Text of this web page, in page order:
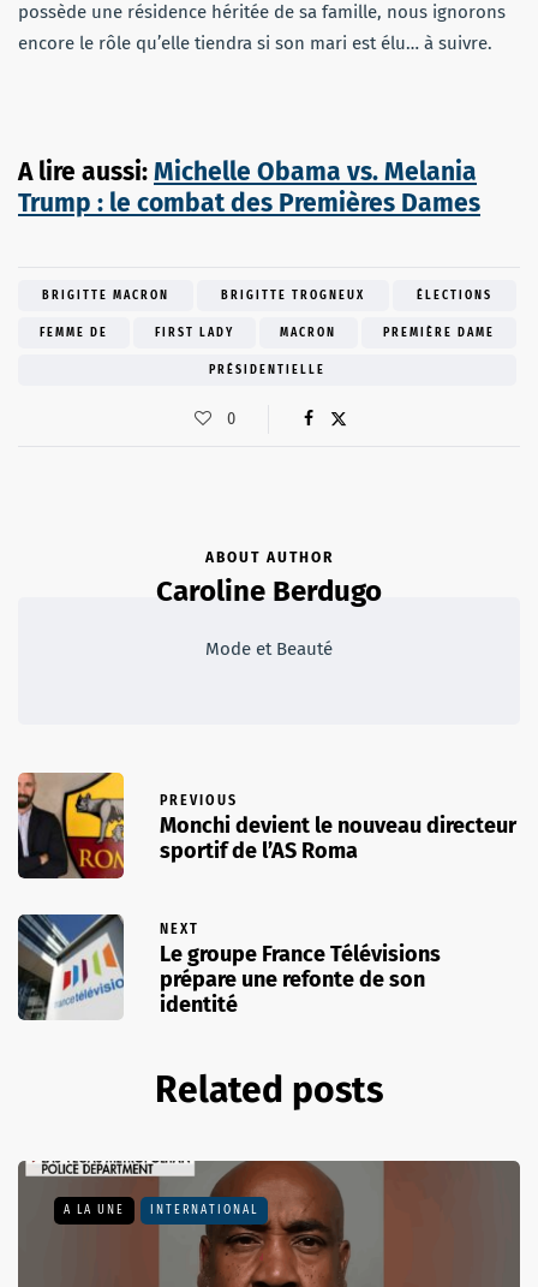
possède une résidence héritée de sa famille, nous ignorons
encore le rôle qu’elle tiendra si son mari est élu… à suivre.
A lire aussi:Michelle Obama vs. Melania
Trump : le combat des Premières Dames
BRIGITTE MACRON BRIGITTE TROGNEUX ÉLECTIONS
FEMME DE FIRST LADY MACRON PREMIÈRE DAME
PRÉSIDENTIELLE
0
ABOUT AUTHOR
Caroline Berdugo
Mode et Beauté
PREVIOUS
Monchi devient le nouveau directeur
sportif de l’AS Roma
NEXT
Le groupe France Télévisions
prépare une refonte de son
identité
Related posts
A LA UNE INTERNATIONAL